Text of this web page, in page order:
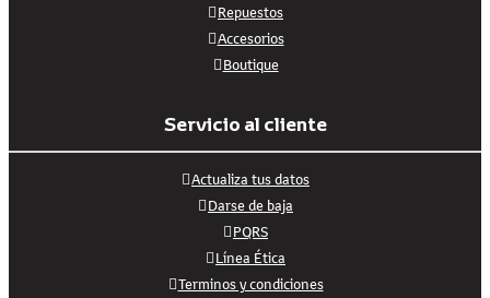
Repuestos
Accesorios
Boutique
Servicio al cliente
Actualiza tus datos
Darse de baja
PQRS
Línea Ética
Terminos y condiciones